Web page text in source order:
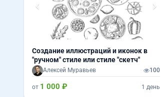
Создание иллюстраций и иконок в
"ручном" стиле или стиле "скетч"
Алексей Муравьев 100
от 1 000 ₽ 1 день